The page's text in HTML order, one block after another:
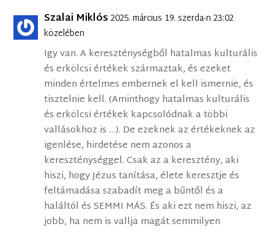
Szalai Miklós 2025. március 19. szerda-n 23:02
közelében
Igy van. A kereszténységből hatalmas kulturális
és erkölcsi értékek származtak, és ezeket
minden értelmes embernek el kell ismernie, és
tisztelnie kell. (Aminthogy hatalmas kulturális
és erkölcsi értékek kapcsolódnak a többi
vallásokhoz is …). De ezeknek az értékeknek az
igenlése, hirdetése nem azonos a
kereszténységgel. Csak az a keresztény, aki
hiszi, hogy Jézus tanítása, élete keresztje és
feltámadása szabadít meg a bűntől és a
haláltól és SEMMI MÁS. És aki ezt nem hiszi, az
jobb, ha nem is vallja magát semmilyen